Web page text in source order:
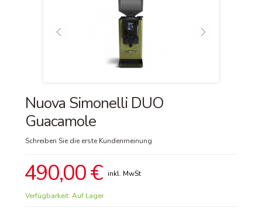
Nuova Simonelli DUO
Guacamole
Schreiben Sie die erste Kundenmeinung
490,00 €
Verfügbarkeit: Auf Lager